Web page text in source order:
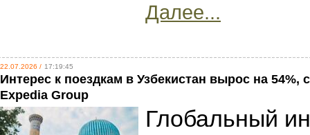
Далее...
22.07.2026 / 17:19:45
Интерес к поездкам в Узбекистан вырос на 54%,
Expedia Group
Глобальный